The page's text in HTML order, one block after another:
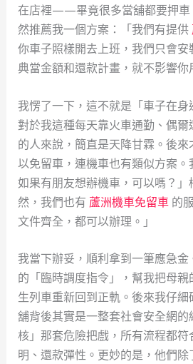
在店裡——畢竟很多當舖都要押車
然推薦我一個方案：「我們有提供
你車子照樣開去上班，我們只會安
典當金額和還款計畫，就不影響你
我愣了一下，這不就是「車子在身
對於我這種每天靠火車通勤、偶
的人來說，簡直是天降甘霖。後
以免留車，連機車也有類似方案
如果有朋友想辦機車，可以嗎？」
然，我們也有 蘆洲機車免留車的
文件齊全，都可以辦理。」
我當下辦妥，順利拿到一筆應急金
的「臨時調度指令」，幫我把母
生列車重新回到正軌。後來我仔
舖背後其實是一整套社會安全網
核」那套危險把戲，所有流程都
明、還款彈性。更妙的是，他們除